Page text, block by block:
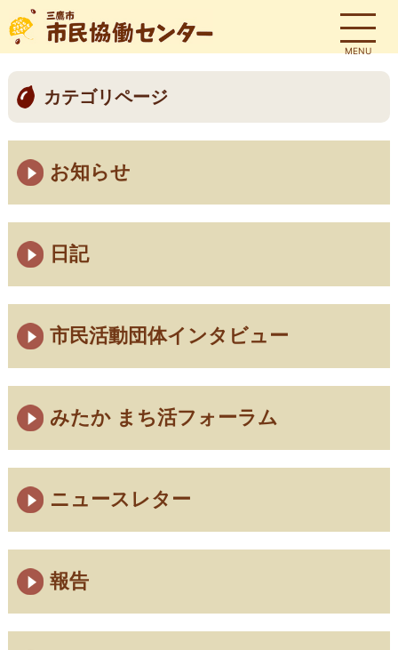
MENU
カテゴリページ
お知らせ
日記
市民活動団体インタビュー
みたか まち活フォーラム
ニュースレター
報告